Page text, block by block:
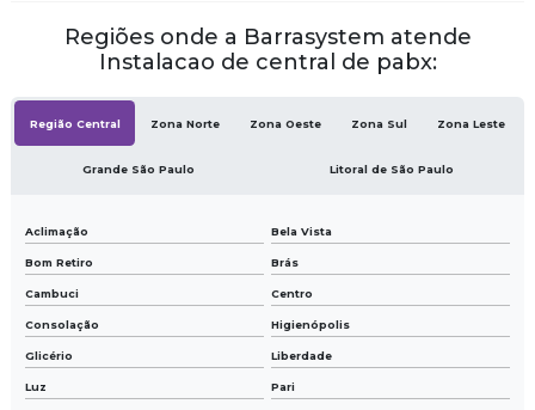
Regiões onde a Barrasystem atende
Instalacao de central de pabx:
Região Central Zona Norte Zona Oeste Zona Sul Zona Leste
Grande São Paulo Litoral de São Paulo
Aclimação Bela Vista
Bom Retiro Brás
Cambuci Centro
Consolação Higienópolis
Glicério Liberdade
Luz Pari